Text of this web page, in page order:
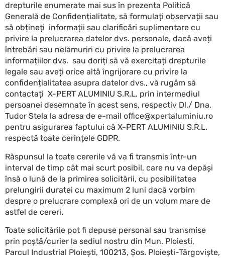
drepturile enumerate mai sus în prezenta Politică
Generală de Confidențialitate, să formulați observații sau
să obțineți informații sau clarificări suplimentare cu
privire la prelucrarea datelor dvs. personale, dacă aveți
întrebări sau nelămuriri cu privire la prelucrarea
informațiilor dvs. sau doriți să vă exercitați drepturile
legale sau aveți orice altă îngrijorare cu privire la
confidențialitatea asupra datelor dvs., vă rugăm să
contactați X-PERT ALUMINIU S.R.L. prin intermediul
persoanei desemnate în acest sens, respectiv Dl./ Dna.
Tudor Stela la adresa de e-mail office@xpertaluminiu.ro
pentru asigurarea faptului că X-PERT ALUMINIU S.R.L.
respectă toate cerințele GDPR.
Răspunsul la toate cererile vă va fi transmis într-un
interval de timp cât mai scurt posibil, care nu va depăși
însă o lună de la primirea solicitării, cu posibilitatea
prelungirii duratei cu maximum 2 luni dacă vorbim
despre o prelucrare complexă ori de un volum mare de
astfel de cereri.
Toate solicitările pot fi depuse personal sau transmise
prin poștă/curier la sediul nostru din Mun. Ploiesti,
Parcul Industrial Ploiești, 100213, Șos. Ploiești-Târgoviște,